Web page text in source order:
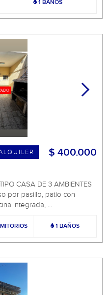
1 BAÑOS
$ 400.000
CASA DE 3 AMBIENTES
por pasillo, patio con
integrada, ...
1 BAÑOS